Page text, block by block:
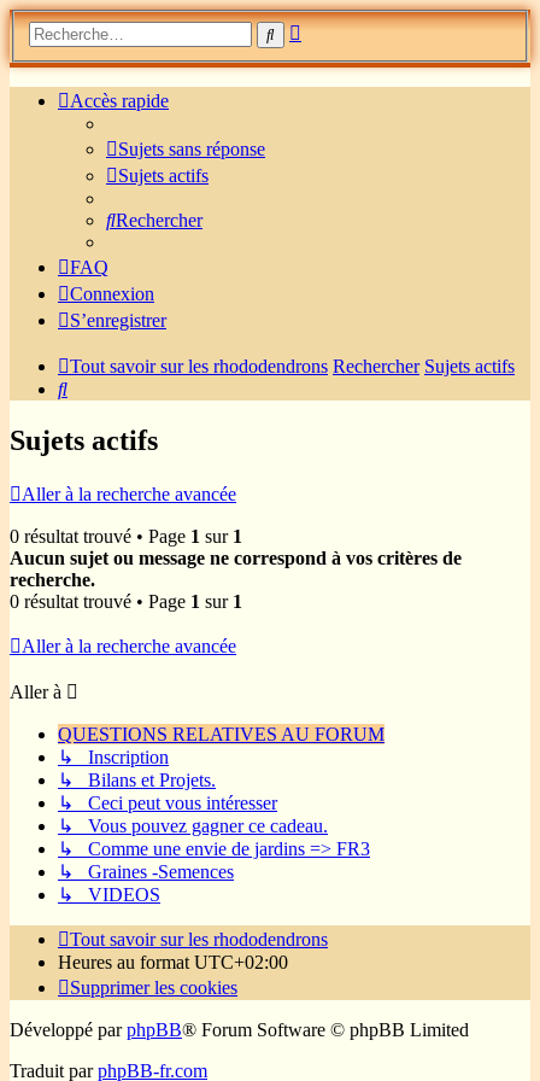
Rechercher
Recherche
Accès rapide
Sujets sans réponse
Sujets actifs
Rechercher
FAQ
Connexion
S’enregistrer
Tout savoir sur les rhododendrons Rechercher Sujets actifs
Rechercher
Sujets actifs
Aller à la recherche avancée
0 résultat trouvé • Page 1 sur 1
Aucun sujet ou message ne correspond à vos critères de
recherche.
0 résultat trouvé • Page 1 sur 1
Aller à la recherche avancée
Aller à
QUESTIONS RELATIVES AU FORUM
↳ Inscription
↳ Bilans et Projets.
↳ Ceci peut vous intéresser
↳ Vous pouvez gagner ce cadeau.
↳ Comme une envie de jardins => FR3
↳ Graines -Semences
↳ VIDEOS
Tout savoir sur les rhododendrons
Heures au formatUTC+02:00
Supprimer les cookies
Développé parphpBB® Forum Software © phpBB Limited
Traduit parphpBB-fr.com